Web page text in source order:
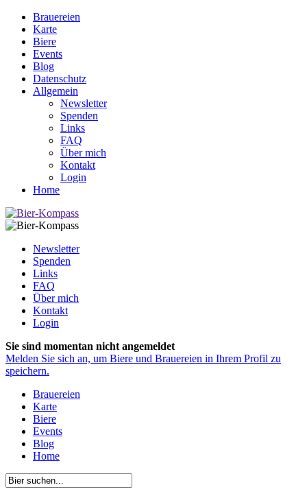
Brauereien
Karte
Biere
Events
Blog
Datenschutz
Allgemein
Newsletter
Spenden
Links
FAQ
Über mich
Kontakt
Login
Home
Newsletter
Spenden
Links
FAQ
Über mich
Kontakt
Login
Sie sind momentan nicht angemeldet
Melden Sie sich an, um Biere und Brauereien in Ihrem Profil zu
speichern.
Brauereien
Karte
Biere
Events
Blog
Home